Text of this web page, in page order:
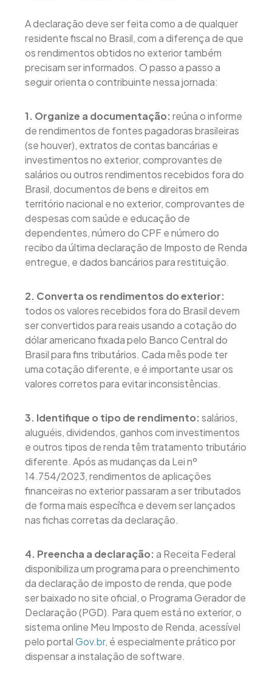
A declaração deve ser feita como a de qualquer
residente fiscal no Brasil, com a diferença de que
os rendimentos obtidos no exterior também
precisam ser informados. O passo a passo a
seguir orienta o contribuinte nessa jornada:
1. Organize a documentação:reúna o informe
de rendimentos de fontes pagadoras brasileiras
(se houver), extratos de contas bancárias e
investimentos no exterior, comprovantes de
salários ou outros rendimentos recebidos fora do
Brasil, documentos de bens e direitos em
território nacional e no exterior, comprovantes de
despesas com saúde e educação de
dependentes, número do CPF e número do
recibo da última declaração de Imposto de Renda
entregue, e dados bancários para restituição.
2. Converta os rendimentos do exterior:
todos os valores recebidos fora do Brasil devem
ser convertidos para reais usando a cotação do
dólar americano fixada pelo Banco Central do
Brasil para fins tributários. Cada mês pode ter
uma cotação diferente, e é importante usar os
valores corretos para evitar inconsistências.
3. Identifique o tipo de rendimento:salários,
aluguéis, dividendos, ganhos com investimentos
e outros tipos de renda têm tratamento tributário
diferente. Após as mudanças da Lei nº
14.754/2023, rendimentos de aplicações
financeiras no exterior passaram a ser tributados
de forma mais específica e devem ser lançados
nas fichas corretas da declaração.
4. Preencha a declaração:a Receita Federal
disponibiliza um programa para o preenchimento
da declaração de imposto de renda, que pode
ser baixado no site oficial, o Programa Gerador de
Declaração (PGD). Para quem está no exterior, o
sistema online Meu Imposto de Renda, acessível
pelo portalGov.br, é especialmente prático por
dispensar a instalação de software.